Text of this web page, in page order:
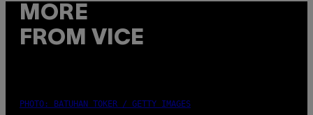
MORE
FROM VICE
PHOTO: BATUHAN TOKER / GETTY IMAGES